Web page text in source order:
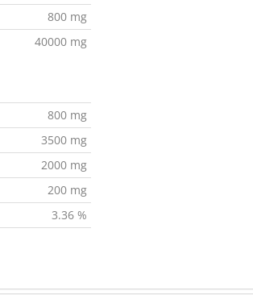
800 mg
40000 mg
800 mg
3500 mg
2000 mg
200 mg
3.36 %